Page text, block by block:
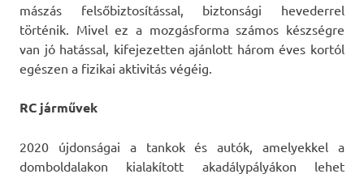
mászás felsőbiztosítással, biztonsági hevederrel
történik. Mivel ez a mozgásforma számos készségre
van jó hatással, kifejezetten ajánlott három éves kortól
egészen a fizikai aktivitás végéig.
RC járművek
2020 újdonságai a tankok és autók, amelyekkel a
domboldalakon kialakított akadálypályákon lehet